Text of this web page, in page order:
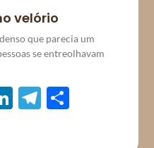
velório
que parecia um
se entreolhavam
LinkedIn
Telegram